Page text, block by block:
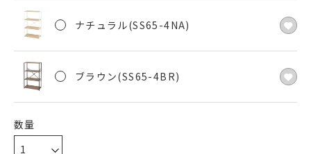
ナチュラル(SS65-4NA)
ブラウン(SS65-4BR)